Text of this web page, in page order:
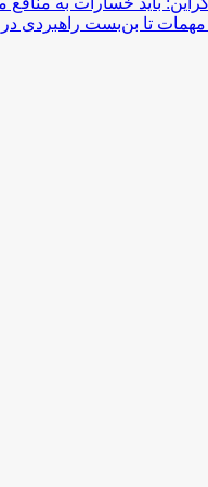
تا بن‌بست راهبردی در